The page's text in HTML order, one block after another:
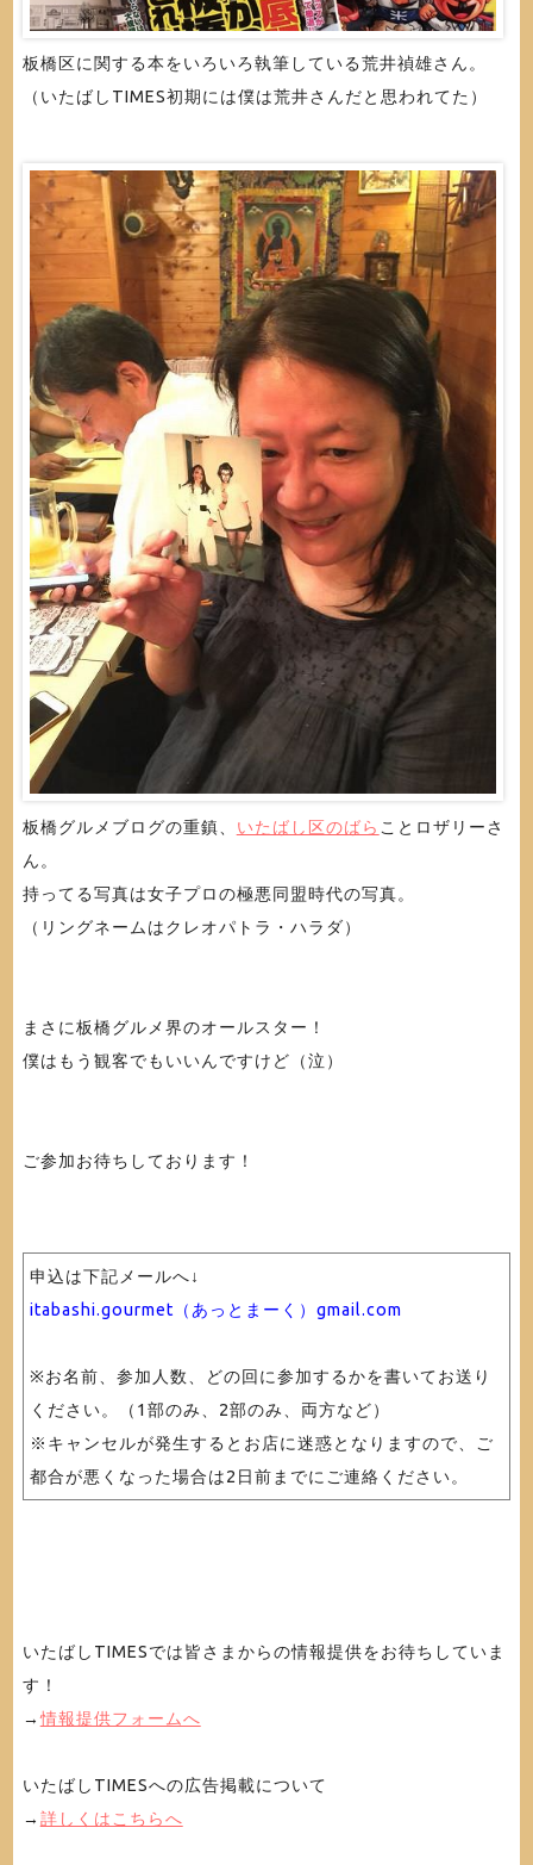
板橋区に関する本をいろいろ執筆している荒井禎雄さん。
（いたばしTIMES初期には僕は荒井さんだと思われてた）
板橋グルメブログの重鎮、 いたばし区のばら ことロザリーさ
ん。
持ってる写真は女子プロの極悪同盟時代の写真。
（リングネームはクレオパトラ・ハラダ）
まさに板橋グルメ界のオールスター！
僕はもう観客でもいいんですけど（泣）
ご参加お待ちしております！
申込は下記メールへ↓
itabashi.gourmet（あっとまーく）gmail.com
※お名前、参加人数、どの回に参加するかを書いてお送り
ください。（1部のみ、2部のみ、両方など）
※キャンセルが発生するとお店に迷惑となりますので、ご
都合が悪くなった場合は2日前までにご連絡ください。
いたばしTIMESでは皆さまからの情報提供をお待ちしていま
す！
→情報提供フォームへ
いたばしTIMESへの広告掲載について
→ 詳しくはこちらへ